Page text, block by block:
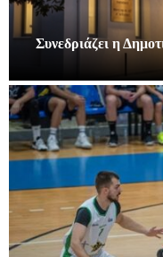
Συνεδριάζει η